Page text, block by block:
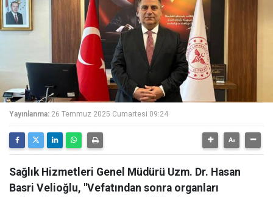
Yayınlanma: 26 Temmuz 2025 Cumartesi 09:24
Sağlık Hizmetleri Genel Müdürü Uzm. Dr. Hasan
Basri Velioğlu, "Vefatından sonra organları